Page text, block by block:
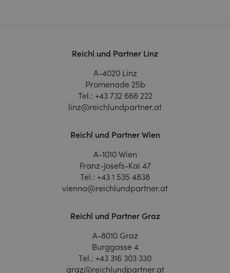
Reichl und Partner Linz
A-4020 Linz
Promenade 25b
Tel.: +43 732 666 222
linz@reichlundpartner.at
Reichl und Partner Wien
A-1010 Wien
Franz-Josefs-Kai 47
Tel.: +43 1 535 4838
vienna@reichlundpartner.at
Reichl und Partner Graz
A-8010 Graz
Burggasse 4
Tel.: +43 316 303 330
graz@reichlundpartner.at